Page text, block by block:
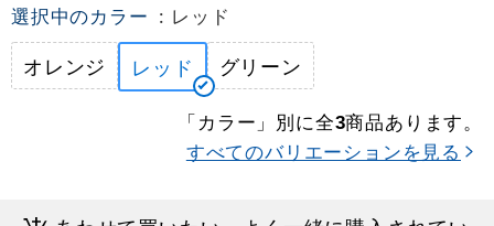
選択中のカラー : レッド
オレンジ レッド グリーン
「カラー」別に全3商品あります。
すべてのバリエーションを見る